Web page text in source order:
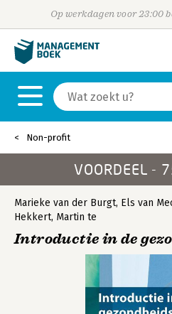
Op werkdagen voor 23:00
Non-profit
VOORDEEL -
Marieke van der Burgt, Els van
Hekkert, Martin te
Introductie in de